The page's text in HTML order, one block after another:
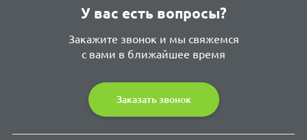
У вас есть вопросы?
Закажите звонок и мы свяжемся
с вами в ближайшее время
Заказать звонок